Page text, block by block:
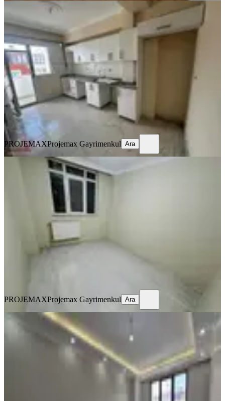
SIFIR BİNA
Projemax'tan Gazi Mah Cadde Üstü
3+1 125m2 Sıfır Kiralık 2.kat
Sultangazi, 75. Yıl Mahallesi
3+1·125 m²·2. Kat·
48.000 ₺
PROJEMAX Projemax Gayrimenkul
PROJEMAXProjemax Gayrimenkul Ara
Projemax Tan Esentepe De 95m2
Yüksek Giriş Daire
Sultangazi, Esentepe Mahallesi
2+1·95 m²
25.000 ₺
PROJEMAXProjemax Gayrimenkul Ara
SIFIR BİNA
Ordu Caddesine Cephe Kiralık Sıfır
Asansörlü Arakat Daire
Sultangazi, İsmetpaşa Mahallesi
3. Kat ·06.08.2026